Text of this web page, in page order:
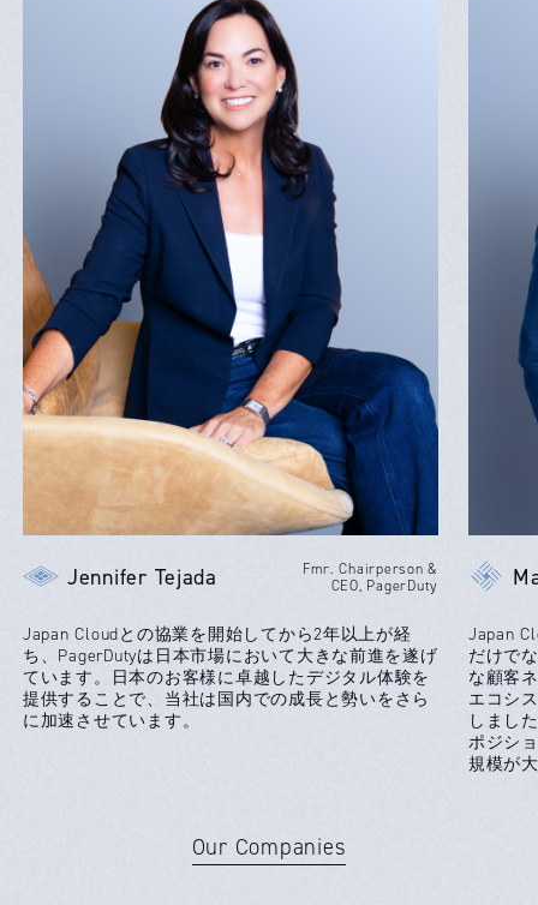
Japan Cloudとの協業を開始してから2年以上が経
ち、PagerDutyは日本市場において大きな前進を遂げ
ています。日本のお客様に卓越したデジタル体験を
提供することで、当社は国内での成長と勢いをさら
に加速させています。
Jennifer Tejada
Fmr. Chairperson &
CEO, PagerDuty
Japan
だけで
な顧客
エコシ
しまし
ポジシ
規模が
Our Companies